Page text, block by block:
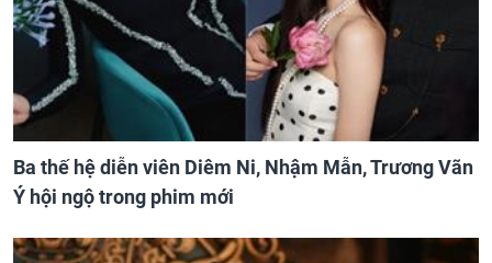
Ba thế hệ diễn viên Diêm Ni, Nhậm Mẫn, Trương Vãn
Ý hội ngộ trong phim mới